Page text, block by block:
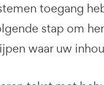
toegang
stap om
waar uw